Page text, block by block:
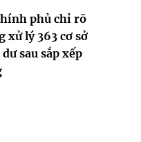
phủ chỉ rõ
lý 363 cơ sở
sau sắp xếp